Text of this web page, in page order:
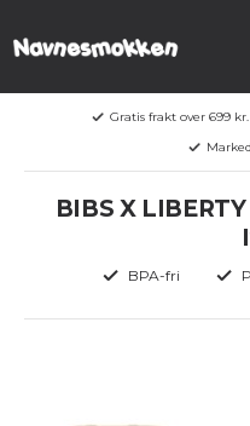
Gratis frakt over 699 kr.
BIBS X
BPA-fri